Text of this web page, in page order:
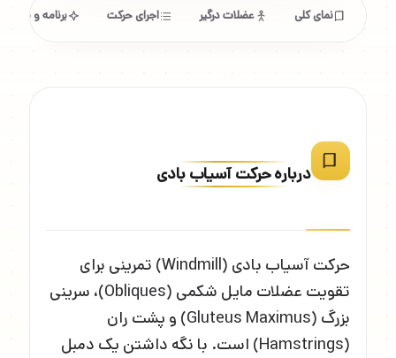
نمای کلی عضلات درگیر اجرای حرکت برنامه و
درباره حرکت آسیاب بادی
حرکت آسیاب بادی (Windmill) تمرینی برای
تقویت عضلات مایل شکمی (Obliques)، سرینی
بزرگ (Gluteus Maximus) و پشت ران
(Hamstrings) است. با نگه داشتن یک دمبل